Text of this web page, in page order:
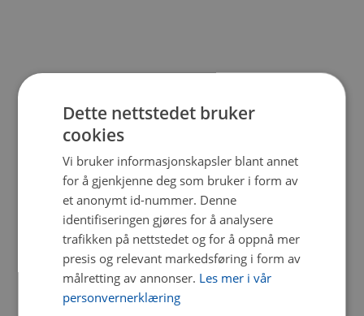
Dette nettstedet bruker
cookies
Vi bruker informasjonskapsler blant annet
for å gjenkjenne deg som bruker i form av
et anonymt id-nummer. Denne
identifiseringen gjøres for å analysere
trafikken på nettstedet og for å oppnå mer
presis og relevant markedsføring i form av
målretting av annonser. Les mer i vår
personvernerklæring